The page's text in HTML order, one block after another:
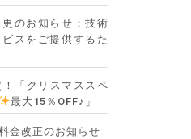
更のお知らせ：技術
スをご提供するた
「クリスマススペ
最大15％OFF♪」
金改正のお知らせ